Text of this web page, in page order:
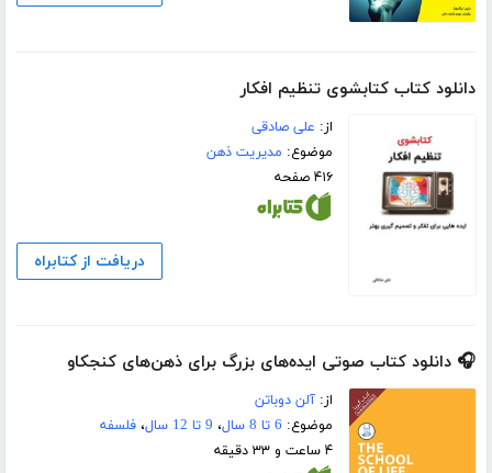
دانلود کتاب کتابشوی تنظیم افکار
از: علی صادقی
موضوع: مدیریت ذهن
۴۱۶ صفحه
دریافت از کتابراه
🎧 دانلود کتاب صوتی ایده‌های بزرگ برای ذهن‌های کنجکاو
از:آلن دوباتن
موضوع: 6 تا 8 سال ، 9 تا 12 سال ،فلسفه
۴ ساعت و ۳۳ دقیقه